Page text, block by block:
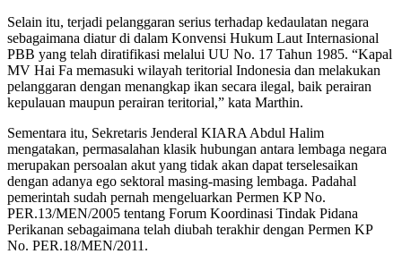
Selain itu, terjadi pelanggaran serius terhadap kedaulatan negara
sebagaimana diatur di dalam Konvensi Hukum Laut Internasional
PBB yang telah diratifikasi melalui UU No. 17 Tahun 1985. “Kapal
MV Hai Fa memasuki wilayah teritorial Indonesia dan melakukan
pelanggaran dengan menangkap ikan secara ilegal, baik perairan
kepulauan maupun perairan teritorial,” kata Marthin.
Sementara itu, Sekretaris Jenderal KIARA Abdul Halim
mengatakan, permasalahan klasik hubungan antara lembaga negara
merupakan persoalan akut yang tidak akan dapat terselesaikan
dengan adanya ego sektoral masing-masing lembaga. Padahal
pemerintah sudah pernah mengeluarkan Permen KP No.
PER.13/MEN/2005 tentang Forum Koordinasi Tindak Pidana
Perikanan sebagaimana telah diubah terakhir dengan Permen KP
No. PER.18/MEN/2011.